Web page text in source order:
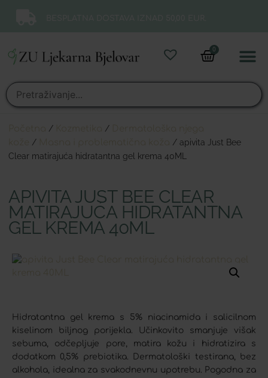
0
/ /
/
/ apivita Just Bee
Clear matirajuća hidratantna gel krema 40ML
APIVITA JUST BEE CLEAR
MATIRAJUĆA HIDRATANTNA
GEL KREMA 40ML
Hidratantna gel krema s 5% niacinamida i salicilnom
kiselinom biljnog porijekla. Učinkovito smanjuje višak
sebuma, odčepljuje pore, matira kožu i hidratizira s
dodatkom 0,5% prebiotika. Dermatološki testirana, bez
alkohola, idealna za svakodnevnu upotrebu. Pogodna za